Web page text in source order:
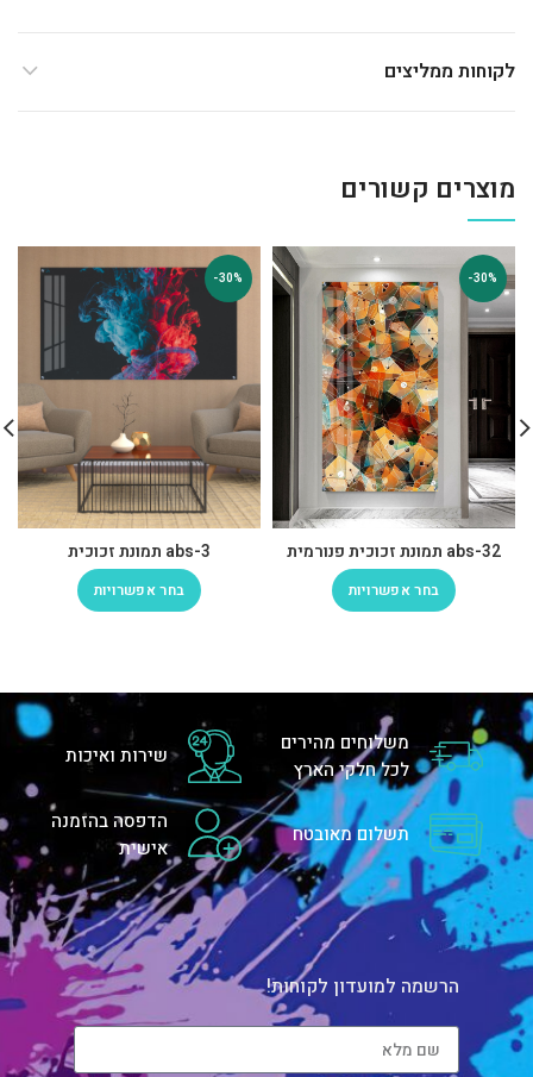
לקוחות ממליצים
מוצרים קשורים
-30%
abs-32 תמונת זכוכית פנורמית
בחר אפשרויות
-30%
abs-3 תמונת זכוכית
בחר אפשרויות
משלוחים מהירים
לכל חלקי הארץ
שירות ואיכות
תשלום מאובטח
הדפסה בהזמנה
אישית
הרשמה למועדון לקוחות!